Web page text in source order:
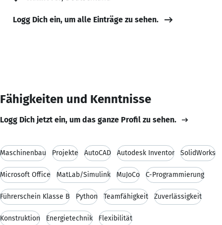
Logg Dich ein, um alle Einträge zu sehen.
Fähigkeiten und Kenntnisse
Logg Dich jetzt ein, um das ganze Profil zu sehen.
Maschinenbau Projekte AutoCAD Autodesk Inventor SolidWorks
Microsoft Office MatLab/Simulink MuJoCo C-Programmierung
Führerschein Klasse B Python Teamfähigkeit Zuverlässigkeit
Konstruktion Energietechnik Flexibilität